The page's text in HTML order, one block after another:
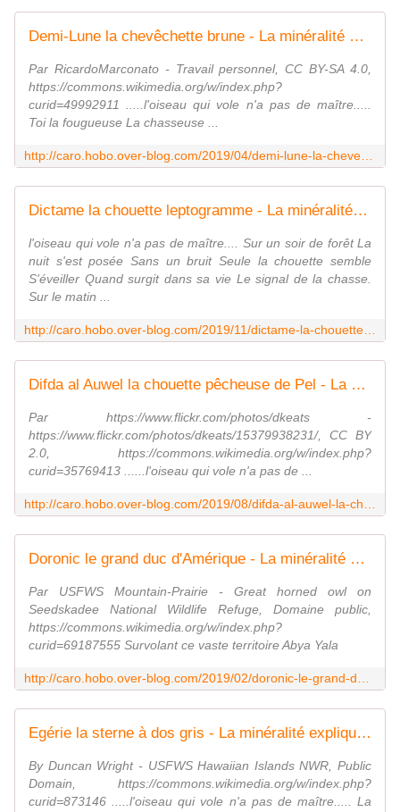
Demi-Lune la chevêchette brune - La minéralité expliquée aux cailloux
Par RicardoMarconato - Travail personnel, CC BY-SA 4.0,
https://commons.wikimedia.org/w/index.php?
curid=49992911 .....l'oiseau qui vole n'a pas de maître.....
Toi la fougueuse La chasseuse ...
Dictame la chouette leptogramme - La minéralité expliquée aux cailloux
l'oiseau qui vole n'a pas de maître.... Sur un soir de forêt La
nuit s'est posée Sans un bruit Seule la chouette semble
S'éveiller Quand surgit dans sa vie Le signal de la chasse.
Sur le matin ...
Difda al Auwel la chouette pêcheuse de Pel - La minéralité expliquée aux cailloux
Par https://www.flickr.com/photos/dkeats -
https://www.flickr.com/photos/dkeats/15379938231/, CC BY
2.0, https://commons.wikimedia.org/w/index.php?
curid=35769413 ......l'oiseau qui vole n'a pas de ...
Doronic le grand duc d'Amérique - La minéralité expliquée aux cailloux
Par USFWS Mountain-Prairie - Great horned owl on
Seedskadee National Wildlife Refuge, Domaine public,
https://commons.wikimedia.org/w/index.php?
curid=69187555 Survolant ce vaste territoire Abya Yala
Egérie la sterne à dos gris - La minéralité expliquée aux cailloux
By Duncan Wright - USFWS Hawaiian Islands NWR, Public
Domain, https://commons.wikimedia.org/w/index.php?
curid=873146 .....l'oiseau qui vole n'a pas de maître..... La